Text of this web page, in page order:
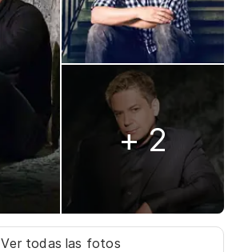
+ 2
Ver todas las fotos